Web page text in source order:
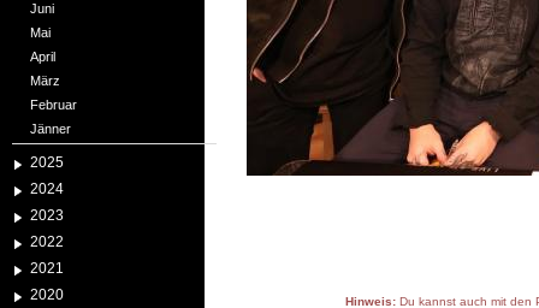
Juni
Mai
April
März
Februar
Jänner
2025
2024
2023
2022
2021
2020
Hinweis:Du kannst auch mit den